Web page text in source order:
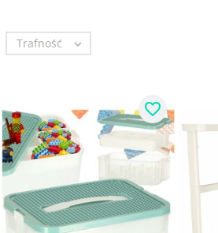
Trafność 
favorite_border